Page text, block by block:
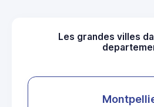
Les grandes villes